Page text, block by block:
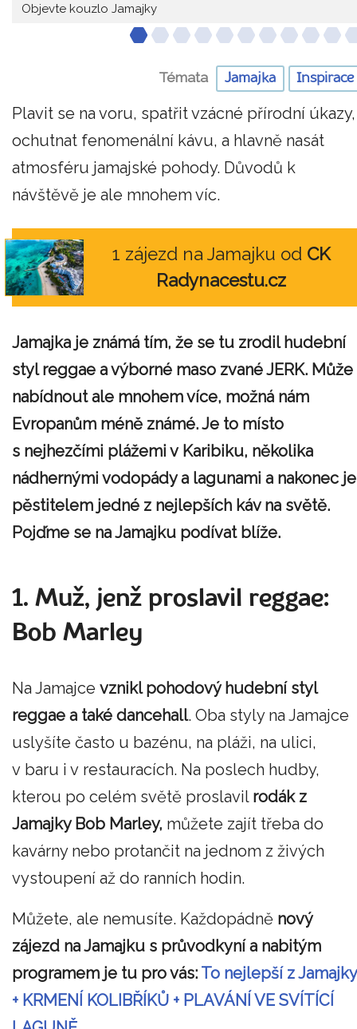
Objevte kouzlo Jamajky
Témata Jamajka Inspirace
Plavit se na voru, spatřit vzácné přírodní úkazy,
ochutnat fenomenální kávu, a hlavně nasát
atmosféru jamajské pohody. Důvodů k
návštěvě je ale mnohem víc.
1 zájezd na Jamajku od CK
Radynacestu.cz
Jamajka je známá tím, že se tu zrodil hudební
styl reggae a výborné maso zvané JERK. Může
nabídnout ale mnohem více, možná nám
Evropanům méně známé. Je to místo
s nejhezčími plážemi v Karibiku, několika
nádhernými vodopády a lagunami a nakonec je
pěstitelem jedné z nejlepších káv na světě.
Pojďme se na Jamajku podívat blíže.
1. Muž, jenž proslavil reggae:
Bob Marley
Na Jamajce vznikl pohodový hudební styl
reggae a také dancehall. Oba styly na Jamajce
uslyšíte často u bazénu, na pláži, na ulici,
v baru i v restauracích. Na poslech hudby,
kterou po celém světě proslavil rodák z
Jamajky Bob Marley, můžete zajít třeba do
kavárny nebo protančit na jednom z živých
vystoupení až do ranních hodin.
Můžete, ale nemusíte. Každopádně nový
zájezd na Jamajku s průvodkyní a nabitým
programem je tu pro vás: To nejlepší z Jamajky
+ KRMENÍ KOLIBŘÍKŮ + PLAVÁNÍ VE SVÍTÍCÍ